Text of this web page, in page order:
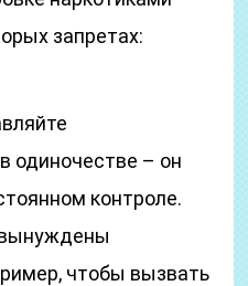
запретах:
одиночестве – он
контроле.
чтобы вызвать